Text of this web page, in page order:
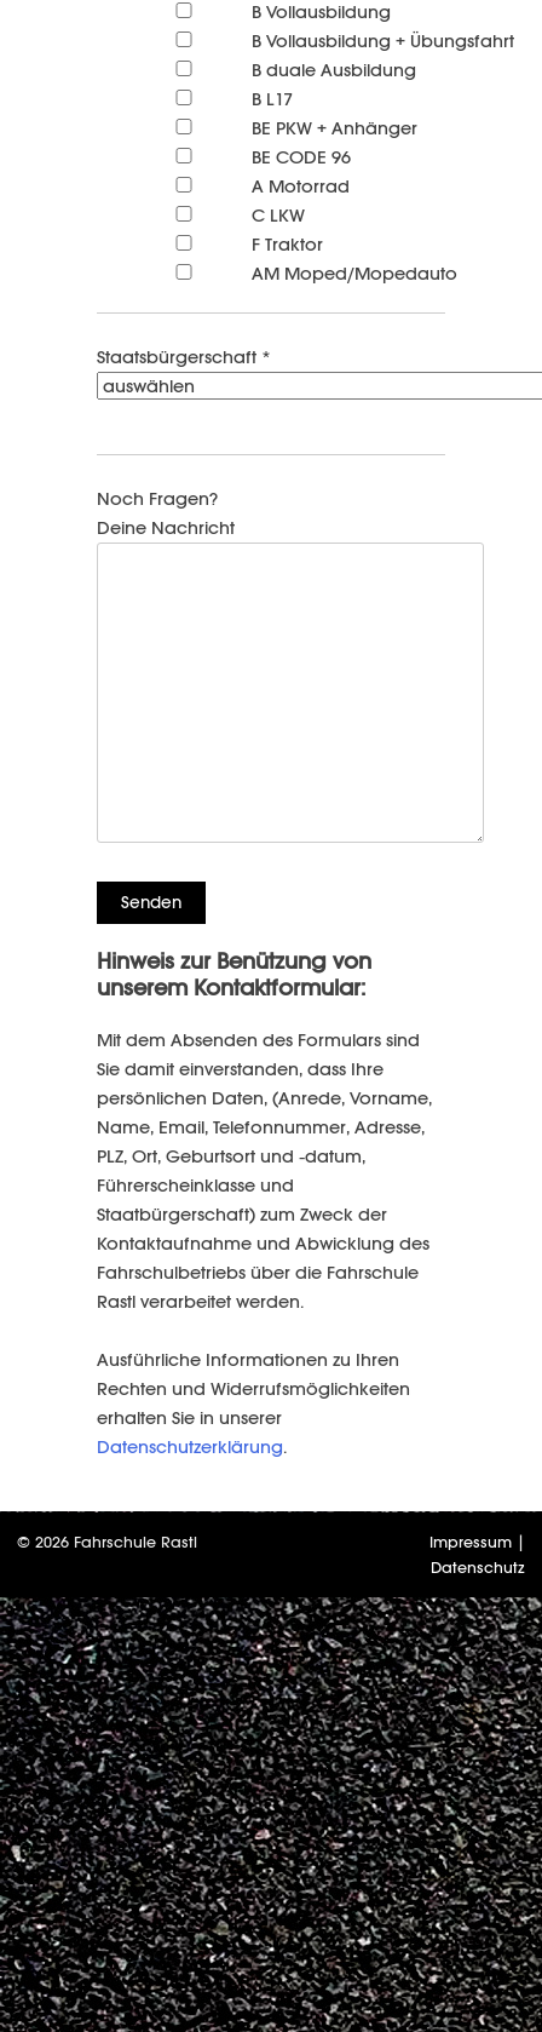
B Vollausbildung
B Vollausbildung + Übungsfahrt
B duale Ausbildung
B L17
BE PKW + Anhänger
BE CODE 96
A Motorrad
C LKW
F Traktor
AM Moped/Mopedauto
Staatsbürgerschaft *
Noch Fragen?
Deine Nachricht
Hinweis zur Benützung von
unserem Kontaktformular:
Mit dem Absenden des Formulars sind
Sie damit einverstanden, dass Ihre
persönlichen Daten, (Anrede, Vorname,
Name, Email, Telefonnummer, Adresse,
PLZ, Ort, Geburtsort und -datum,
Führerscheinklasse und
Staatbürgerschaft) zum Zweck der
Kontaktaufnahme und Abwicklung des
Fahrschulbetriebs über die Fahrschule
Rastl verarbeitet werden.
Ausführliche Informationen zu Ihren
Rechten und Widerrufsmöglichkeiten
erhalten Sie in unserer
Datenschutzerklärung.
© 2026 Fahrschule Rastl Impressum |
Datenschutz